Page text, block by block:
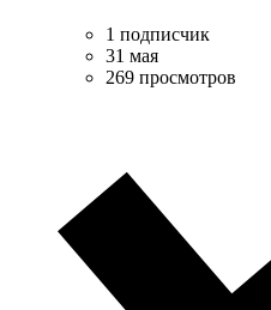
1 подписчик
31 мая
269 просмотров